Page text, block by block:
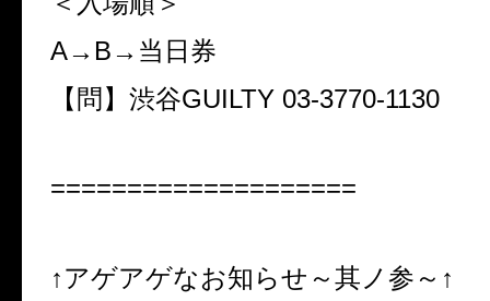
A→ B→ 当日券
【問】渋谷GUILTY 03-3770-1130
====================
↑アゲアゲなお知らせ～其ノ参～↑